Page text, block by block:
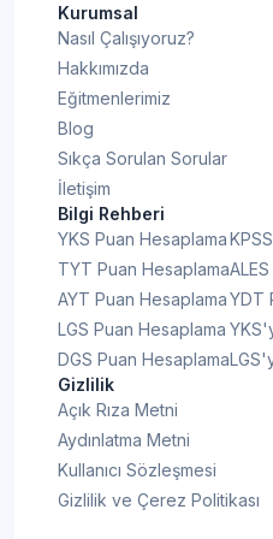
Kurumsal
Nasıl Çalışıyoruz?
Hakkımızda
Eğitmenlerimiz
Blog
Sıkça Sorulan Sorular
İletişim
Bilgi Rehberi
YKS Puan Hesaplama
TYT Puan Hesaplama
AYT Puan Hesaplama
LGS Puan Hesaplama
DGS Puan Hesaplama
YDT
Gizlilik
Açık Rıza Metni
Aydınlatma Metni
Kullanıcı Sözleşmesi
Gizlilik ve Çerez Politikası